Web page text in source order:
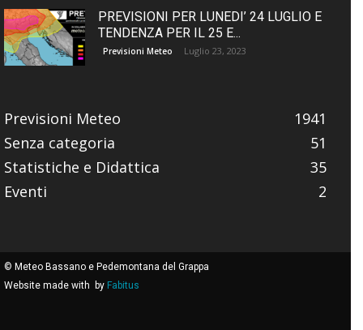
PREVISIONI PER LUNEDI’ 24 LUGLIO E
TENDENZA PER IL 25 E...
Previsioni Meteo Luglio 23, 2023
Previsioni Meteo
1941
Senza categoria
51
Statistiche e Didattica
35
Eventi
2
© Meteo Bassano e Pedemontana del Grappa
Website made with
by Fabitus